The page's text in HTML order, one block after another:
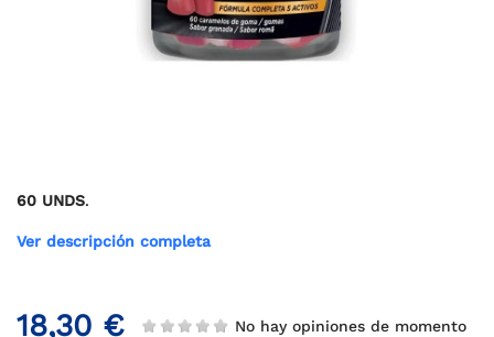
60 UNDS.
Ver descripción completa
18,30 € No hay opiniones de momento